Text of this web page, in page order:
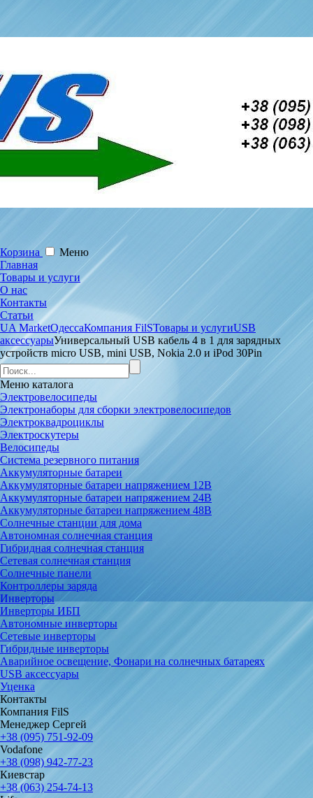
Корзина
Меню
Главная
Товары и услуги
О нас
Контакты
Статьи
UA MarketОдессаКомпания FilSТовары и услугиUSB
аксессуарыУниверсальный USB кабель 4 в 1 для зарядных
устройств micro USB, mini USB, Nokia 2.0 и iPod 30Pin
Меню каталога
Электровелосипеды
Электронаборы для сборки электровелосипедов
Электроквадроциклы
Электроскутеры
Велосипеды
Система резервного питания
Аккумуляторные батареи
Аккумуляторные батареи напряжением 12В
Аккумуляторные батареи напряжением 24В
Аккумуляторные батареи напряжением 48В
Солнечные станции для дома
Автономная солнечная станция
Гибридная солнечная станция
Сетевая солнечная станция
Солнечные панели
Контроллеры заряда
Инверторы
Инверторы ИБП
Автономные инверторы
Сетевые инверторы
Гибридные инверторы
Аварийное освещение, Фонари на солнечных батареях
USB аксессуары
Уценка
Контакты
Компания FilS
Менеджер Сергей
+38 (095) 751-92-09
Vodafone
+38 (098) 942-77-23
Киевстар
+38 (063) 254-74-13